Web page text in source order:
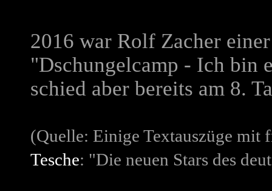
2016 war Rolf Zacher
"Dschungelcamp - Ich bin
schied aber bereits am 8.
(Quelle: Einige Textauszüge
Tesche: "Die neuen Stars des